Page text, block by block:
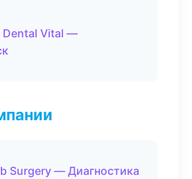
Dental Vital —
Surgery — Диагностика